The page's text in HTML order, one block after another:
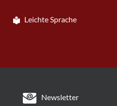
Leichte Sprache
Newsletter